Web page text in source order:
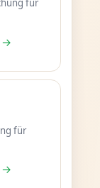
für
→
für
→